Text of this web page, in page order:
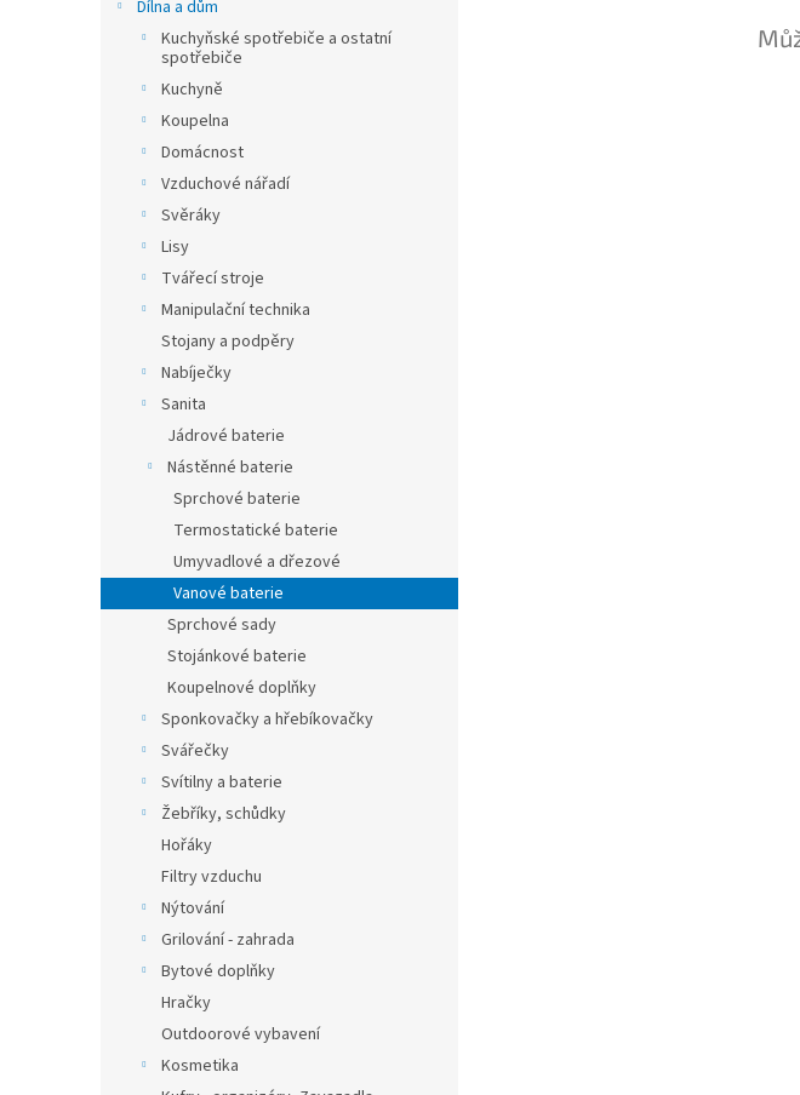
Dílna a dům
Kuchyňské spotřebiče a ostatní
spotřebiče
Kuchyně
Koupelna
Domácnost
Vzduchové nářadí
Svěráky
Lisy
Tvářecí stroje
Manipulační technika
Stojany a podpěry
Nabíječky
Sanita
Jádrové baterie
Nástěnné baterie
Sprchové baterie
Termostatické baterie
Umyvadlové a dřezové
Vanové baterie
Sprchové sady
Stojánkové baterie
Koupelnové doplňky
Sponkovačky a hřebíkovačky
Svářečky
Svítilny a baterie
Žebříky, schůdky
Hořáky
Filtry vzduchu
Nýtování
Grilování - zahrada
Bytové doplňky
Hračky
Outdoorové vybavení
Kosmetika